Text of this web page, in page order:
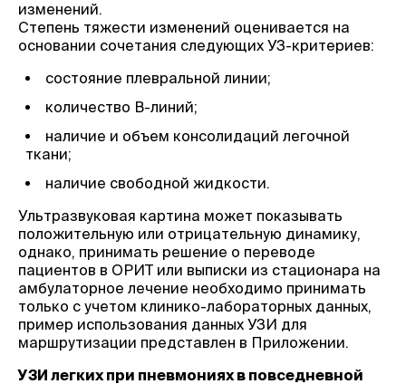
изменений.
Степень тяжести изменений оценивается на
основании сочетания следующих УЗ-критериев:
состояние плевральной линии;
количество В-линий;
наличие и объем консолидаций легочной
ткани;
наличие свободной жидкости.
Ультразвуковая картина может показывать
положительную или отрицательную динамику,
однако, принимать решение о переводе
пациентов в ОРИТ или выписки из стационара на
амбулаторное лечение необходимо принимать
только с учетом клинико-лабораторных данных,
пример использования данных УЗИ для
маршрутизации представлен в Приложении.
УЗИ легких при пневмониях в повседневной